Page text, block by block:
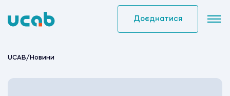
to
Доєднатися
UCAB/ Новини